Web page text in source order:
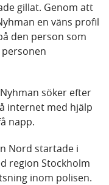
gillat. Genom att
en väns profil
den person som
söker efter
internet med hjälp
napp.
Nord startade i
region Stockholm
inom polisen.